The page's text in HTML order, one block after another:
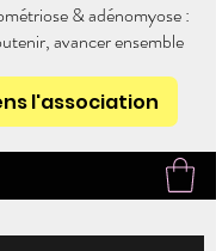
l'association
& adénomyose :
avancer ensemble